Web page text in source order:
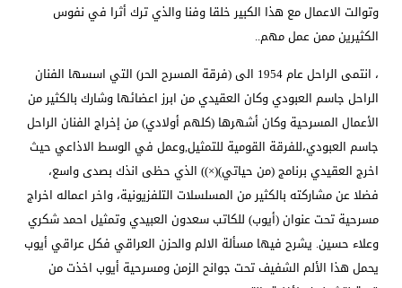
وتوالت الاعمال مع هذا الكبير خلقا وفنا والذي ترك أثرا في نفوس
الكثيرين ممن عمل مهم..
، انتمى الراحل عام 1954 الى (فرقة المسرح الحر) التي اسسها الفنان
الراحل جاسم العبودي وكان العقيدي من ابرز اعضائها وشارك بالكثير من
الأعمال المسرحية وكان أشهرها (كلهم أولادي) من إخراج الفنان الراحل
جاسم العبودي،للفرقة القومية للتمثيل,وعمل في الوسط الاذاعي حيث
اخرج العقيدي برنامج (من حياتي)(×)) الذي حظى انذك بصدى واسع،
فضلا عن مشاركته بالكثير من المسلسلات التلفزيونية، واخر اعماله اخراج
مسرحية تحت عنوان (أيوب) للكاتب سعدون العبيدي وتمثيل احمد شكري
وعلاء حسين. يشرح فيها مسألة الالم والحزن العراقي فكل عراقي أيوب
يحمل هذا الألم الشفيف تحت جوانح الزمن ومسرحية أيوب اخذت من